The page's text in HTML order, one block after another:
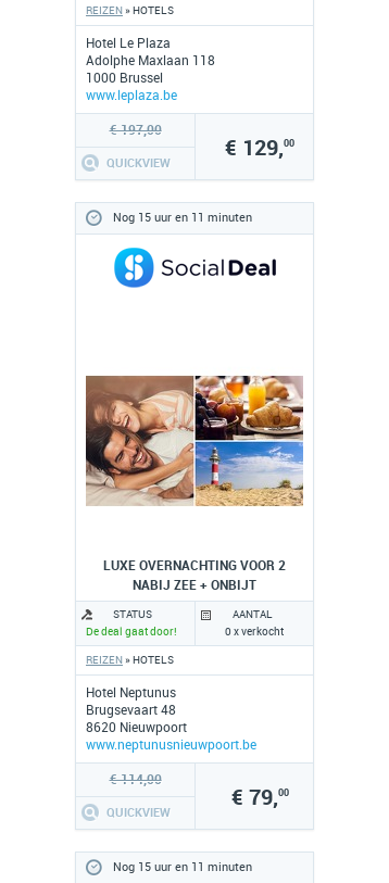
Hotel Le Plaza
Adolphe Maxlaan 118
1000 Brussel
www.leplaza.be
REIZEN» HOTELS
€ 197,00
QUICKVIEW
€ 129,00
Nog 15 uur en 11 minuten
LUXE OVERNACHTING VOOR 2
NABIJ ZEE + ONBIJT
Hotel Neptunus
Brugsevaart 48
8620 Nieuwpoort
www.neptunusnieuwpoort.be
REIZEN» HOTELS
STATUS
De deal gaat door!
AANTAL
0 x verkocht
€ 114,00
QUICKVIEW
€ 79,00
Nog 15 uur en 11 minuten